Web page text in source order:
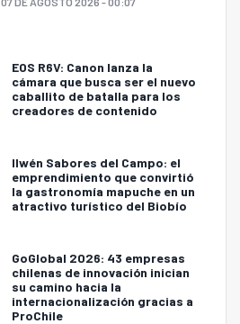
EOS R6V: Canon lanza la
cámara que busca ser el nuevo
caballito de batalla para los
creadores de contenido
Ilwén Sabores del Campo: el
emprendimiento que convirtió
la gastronomía mapuche en un
atractivo turístico del Biobío
GoGlobal 2026: 43 empresas
chilenas de innovación inician
su camino hacia la
internacionalización gracias a
ProChile